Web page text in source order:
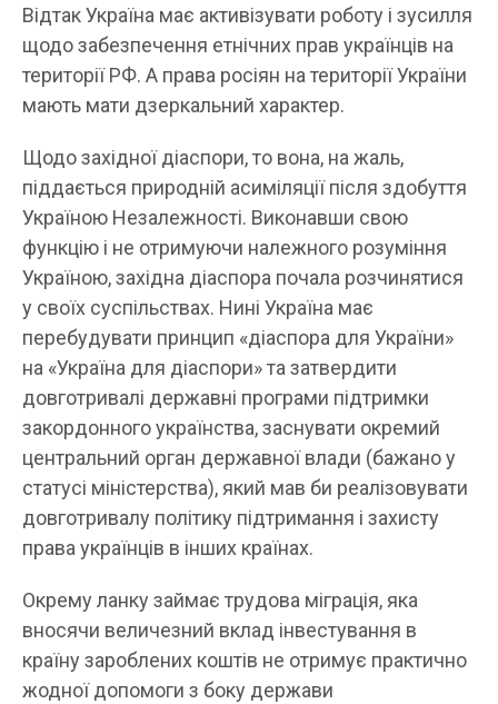
Відтак Україна має активізувати роботу і зусилля
щодо забезпечення етнічних прав українців на
території РФ. А права росіян на території України
мають мати дзеркальний характер.
Щодо західної діаспори, то вона, на жаль,
піддається природній асиміляції після здобуття
Україною Незалежності. Виконавши свою
функцію і не отримуючи належного розуміння
Україною, західна діаспора почала розчинятися
у своїх суспільствах. Нині Україна має
перебудувати принцип «діаспора для України»
на «Україна для діаспори» та затвердити
довготривалі державні програми підтримки
закордонного українства, заснувати окремий
центральний орган державної влади (бажано у
статусі міністерства), який мав би реалізовувати
довготривалу політику підтримання і захисту
права українців в інших країнах.
Окрему ланку займає трудова міграція, яка
вносячи величезний вклад інвестування в
країну зароблених коштів не отримує практично
жодної допомоги з боку держави